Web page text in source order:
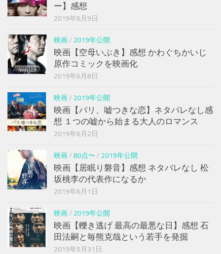
ー】感想
2019年6月9日
映画/ 2019年公開
映画【空母いぶき】感想 かわぐちかいじ
原作コミックを映画化
2019年6月8日
映画/ 2019年公開
映画【パリ、嘘つきな恋】ネタバレなし感
想 １つの嘘から始まる大人のロマンス
2019年6月2日
映画/ 80点〜 / 2019年公開
映画【居眠り磐音】感想 ネタバレなし 松
坂桃李の代表作になるか
2019年6月1日
映画/ 2019年公開
映画【轢き逃げ 最高の最悪な日】感想 石
田法嗣と毎熊克哉という若手を発掘
2019年5月31日